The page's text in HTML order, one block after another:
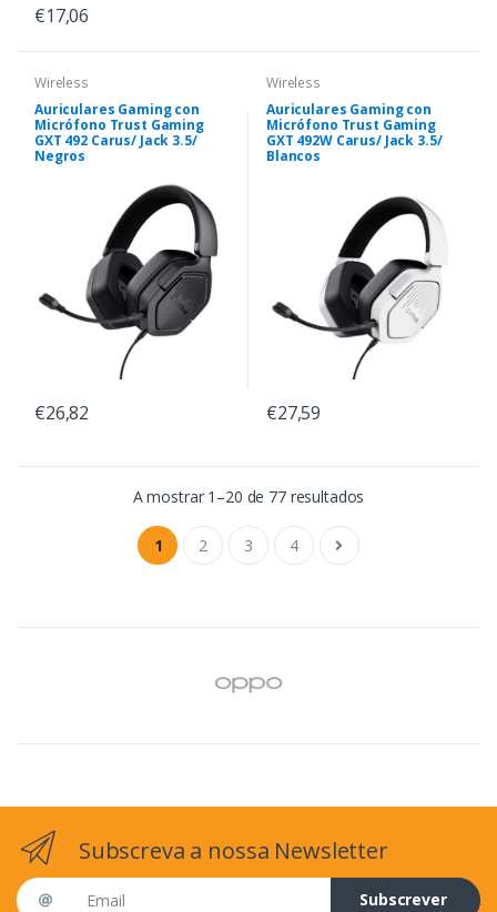
€17,06
Wireless
Auriculares Gaming con
Micrófono Trust Gaming
GXT 492 Carus/ Jack 3.5/
Negros
€26,82
Wireless
Auriculares Gaming con
Micrófono Trust Gaming
GXT 492W Carus/ Jack 3.5/
Blancos
€27,59
A mostrar 1–20 de 77 resultados
1 2 3 4
Subscreva a nossa Newsletter
Email address
Subscrever